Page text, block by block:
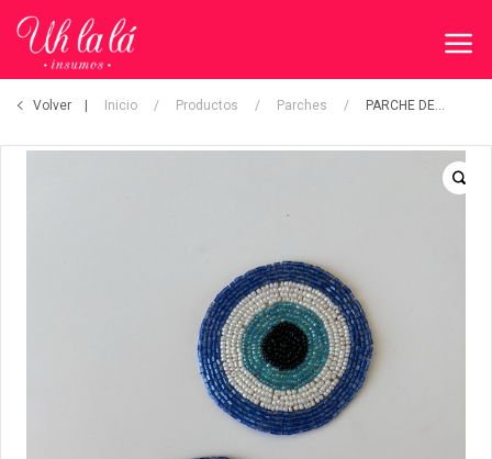
Volver Inicio / Productos / Parches / PARCHE DECORATIVO